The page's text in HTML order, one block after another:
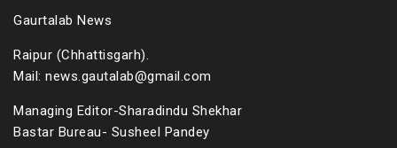
Gaurtalab News
Raipur (Chhattisgarh).
Mail: news.gautalab@gmail.com
Managing Editor-Sharadindu Shekhar
Bastar Bureau- Susheel Pandey